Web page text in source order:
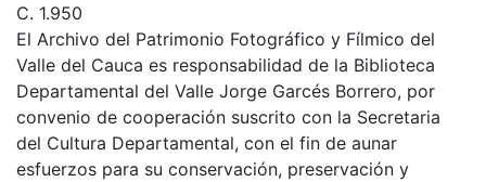
C. 1.950
El Archivo del Patrimonio Fotográfico y Fílmico del
Valle del Cauca es responsabilidad de la Biblioteca
Departamental del Valle Jorge Garcés Borrero, por
convenio de cooperación suscrito con la Secretaria
del Cultura Departamental, con el fin de aunar
esfuerzos para su conservación, preservación y